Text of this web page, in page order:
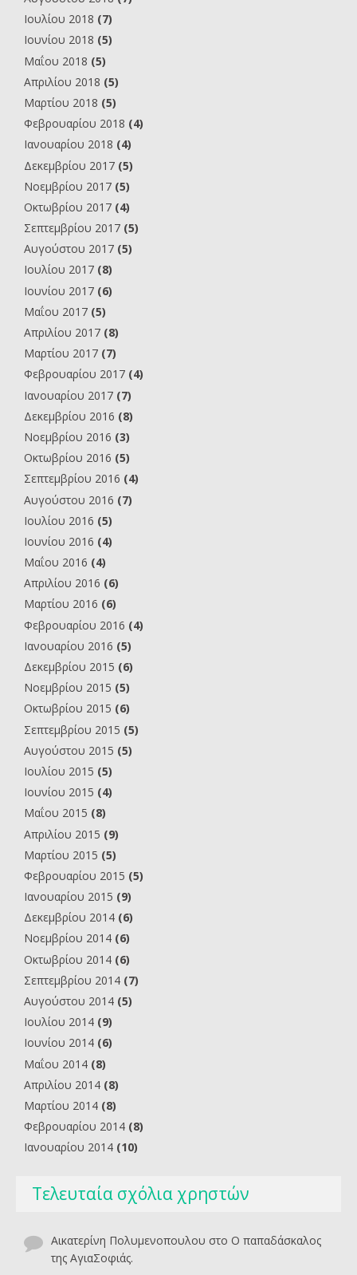
Ιουλίου 2018 (7)
Ιουνίου 2018 (5)
Μαΐου 2018 (5)
Απριλίου 2018 (5)
Μαρτίου 2018 (5)
Φεβρουαρίου 2018 (4)
Ιανουαρίου 2018 (4)
Δεκεμβρίου 2017 (5)
Νοεμβρίου 2017 (5)
Οκτωβρίου 2017 (4)
Σεπτεμβρίου 2017 (5)
Αυγούστου 2017 (5)
Ιουλίου 2017 (8)
Ιουνίου 2017 (6)
Μαΐου 2017 (5)
Απριλίου 2017 (8)
Μαρτίου 2017 (7)
Φεβρουαρίου 2017 (4)
Ιανουαρίου 2017 (7)
Δεκεμβρίου 2016 (8)
Νοεμβρίου 2016 (3)
Οκτωβρίου 2016 (5)
Σεπτεμβρίου 2016 (4)
Αυγούστου 2016 (7)
Ιουλίου 2016 (5)
Ιουνίου 2016 (4)
Μαΐου 2016 (4)
Απριλίου 2016 (6)
Μαρτίου 2016 (6)
Φεβρουαρίου 2016 (4)
Ιανουαρίου 2016 (5)
Δεκεμβρίου 2015 (6)
Νοεμβρίου 2015 (5)
Οκτωβρίου 2015 (6)
Σεπτεμβρίου 2015 (5)
Αυγούστου 2015 (5)
Ιουλίου 2015 (5)
Ιουνίου 2015 (4)
Μαΐου 2015 (8)
Απριλίου 2015 (9)
Μαρτίου 2015 (5)
Φεβρουαρίου 2015 (5)
Ιανουαρίου 2015 (9)
Δεκεμβρίου 2014 (6)
Νοεμβρίου 2014 (6)
Οκτωβρίου 2014 (6)
Σεπτεμβρίου 2014 (7)
Αυγούστου 2014 (5)
Ιουλίου 2014 (9)
Ιουνίου 2014 (6)
Μαΐου 2014 (8)
Απριλίου 2014 (8)
Μαρτίου 2014 (8)
Φεβρουαρίου 2014 (8)
Ιανουαρίου 2014 (10)
Τελευταία σχόλια χρηστών
Αικατερίνη Πολυμενοπουλου στο O παπαδάσκαλος
της ΑγιαΣοφιάς.